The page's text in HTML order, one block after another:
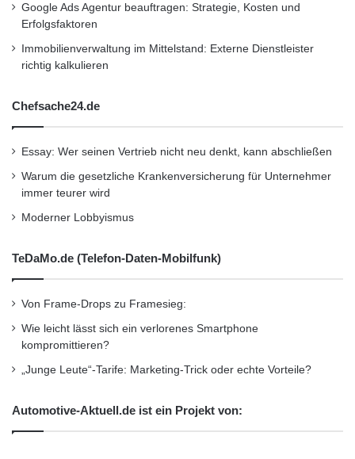
Besuchen Sie
Orginal-Meldung:
http://www.presseportal.de/pm/69047/2142166
/ntt-coms-transpazifisches-pc-1-
unterseekabel-fuehrt-optische-
uebertragungstechnologie-der-naechsten/api
Unternehmensmeldungen
Google Ads Agentur beauftragen: Strategie, Kosten und
Erfolgsfaktoren
Immobilienverwaltung im Mittelstand: Externe Dienstleister
richtig kalkulieren
Chefsache24.de
Essay: Wer seinen Vertrieb nicht neu denkt, kann abschließen
Warum die gesetzliche Krankenversicherung für Unternehmer
immer teurer wird
Moderner Lobbyismus
TeDaMo.de (Telefon-Daten-Mobilfunk)
Von Frame-Drops zu Framesieg:
Wie leicht lässt sich ein verlorenes Smartphone
kompromittieren?
„Junge Leute“-Tarife: Marketing-Trick oder echte Vorteile?
Automotive-Aktuell.de ist ein Projekt von: